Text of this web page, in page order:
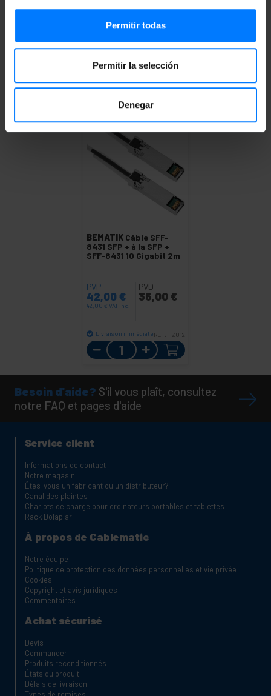
Permitir todas
Permitir la selección
Denegar
53,51€VAT inc.
Quantité
PVP
144,20€VAT inc.
Quantité
BEMATIK Câble SFF-
8431 SFP + à la SFP +
SFF-8431 10 Gigabit 2m
PVP
42,00 €
42,00 € VAT inc.
PVD
36,00 €
Livraison immédiate REF: FZ012
Quantité
Besoin d'aide? S'il vous plaît, consultez
notre FAQ et pages d'aide
Service client
Informations de contact
Notre magasin
Êtes-vous un fabricant ou un distributeur?
Canal des plaintes
Chariots de charge pour ordinateurs portables et tablettes
Rack Dolapları
À propos de Cablematic
Notre équipe
Politique de protection des données personnelles et vie privée
Cookies
Copyright et avis juridiques
Commentaires
Achat sécurisé
Devis
Commander
Produits reconditionnés
États du produit
Délais de livraison